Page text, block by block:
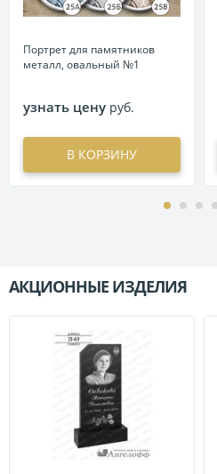
Портрет для памятников
металл, овальный №1
узнать цену руб.
В КОРЗИНУ
АКЦИОННЫЕ ИЗДЕЛИЯ